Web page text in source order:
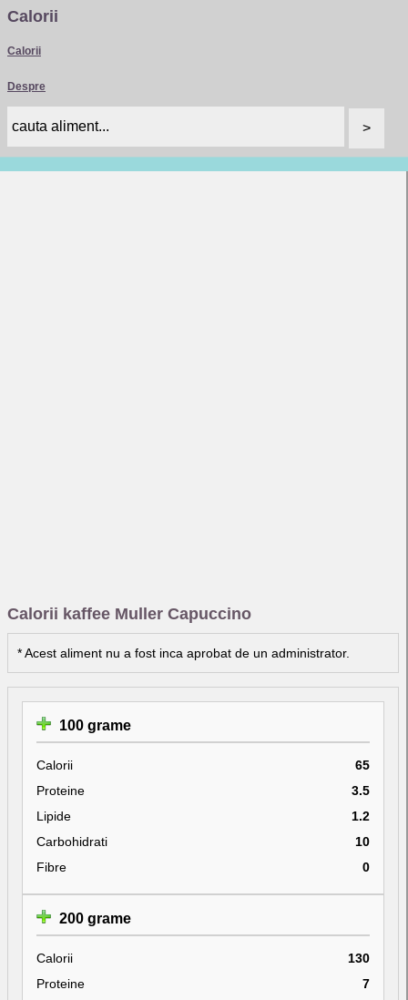
Calorii
Calorii
Despre
Calorii kaffee Muller Capuccino
* Acest aliment nu a fost inca aprobat de un administrator.
100 grame
Calorii
65
Proteine
3.5
Lipide
1.2
Carbohidrati
10
Fibre
0
200 grame
Calorii
130
Proteine
7